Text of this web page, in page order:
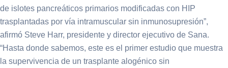
de islotes pancreáticos primarios modificadas con HIP
trasplantadas por vía intramuscular sin inmunosupresión”,
afirmó Steve Harr, presidente y director ejecutivo de Sana.
“Hasta donde sabemos, este es el primer estudio que muestra
la supervivencia de un trasplante alogénico sin